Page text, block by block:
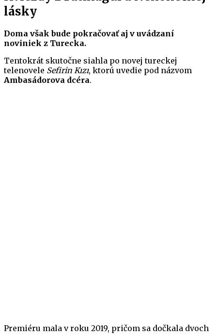
lásky
Doma však bude pokračovať aj v uvádzaní
noviniek z Turecka.
Tentokrát skutočne siahla po novej tureckej
telenovele Sefirin Kızı, ktorú uvedie pod názvom
Ambasádorova dcéra.
Premiéru mala v roku 2019, pričom sa dočkala dvoch